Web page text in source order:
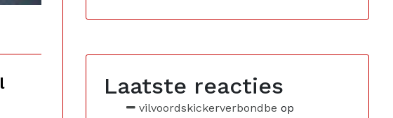
Laatste reacties
vilvoordskickerverbondbe op